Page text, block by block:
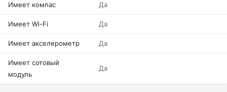
Имеет компас Да
Имеет Wi-Fi Да
Имеет акселерометр Да
Имеет сотовый
модуль
Да